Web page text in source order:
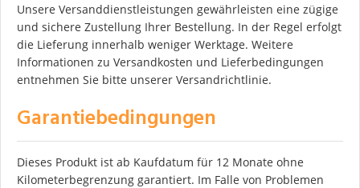
Unsere Versanddienstleistungen gewährleisten eine zügige
und sichere Zustellung Ihrer Bestellung. In der Regel erfolgt
die Lieferung innerhalb weniger Werktage. Weitere
Informationen zu Versandkosten und Lieferbedingungen
entnehmen Sie bitte unserer Versandrichtlinie.
Garantiebedingungen
Dieses Produkt ist ab Kaufdatum für 12 Monate ohne
Kilometerbegrenzung garantiert. Im Falle von Problemen